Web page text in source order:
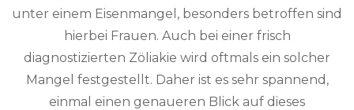
unter einem Eisenmangel, besonders betroffen sind
hierbei Frauen. Auch bei einer frisch
diagnostizierten Zöliakie wird oftmals ein solcher
Mangel festgestellt. Daher ist es sehr spannend,
einmal einen genaueren Blick auf dieses